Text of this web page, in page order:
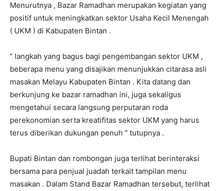
Menurutnya , Bazar Ramadhan merupakan kegiatan yang
positif untuk meningkatkan sektor Usaha Kecil Menengah
( UKM ) di Kabupaten Bintan .
” langkah yang bagus bagi pengembangan sektor UKM ,
beberapa menu yang disajikan menunjukkan citarasa asli
masakan Melayu Kabupaten Bintan . Kita datang dan
berkunjung ke bazar ramadhan ini, juga sekaligus
mengetahui secara langsung perputaran roda
perekonomian serta kreatifitas sektor UKM yang harus
terus diberikan dukungan penuh ” tutupnya .
Bupati Bintan dan rombongan juga terlihat berinteraksi
bersama para penjual juadah terkait tampilan menu
masakan . Dalam Stand Bazar Ramadhan tersebut, terlihat